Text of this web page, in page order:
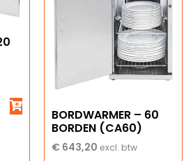
BORDWARMER – 60
BORDEN (CA60)
€ 643,20 excl. btw